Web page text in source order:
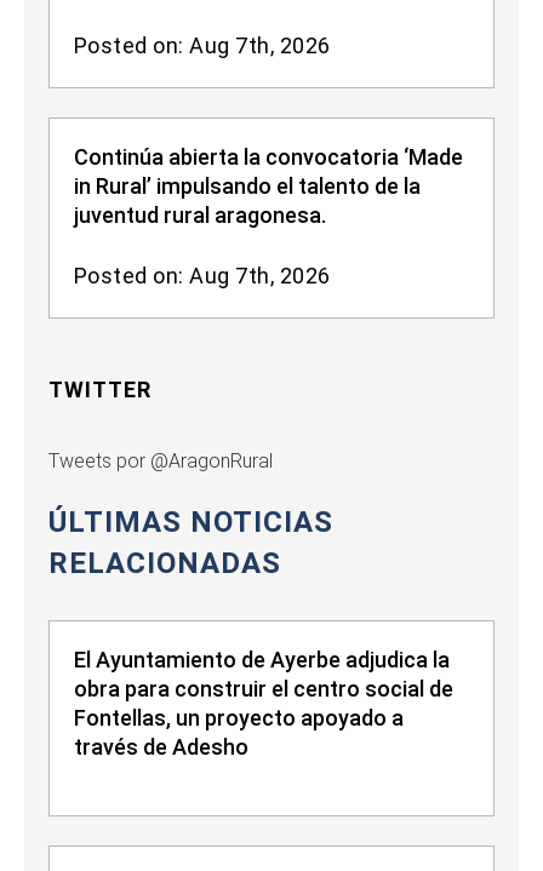
Posted on: Aug 7th, 2026
Continúa abierta la convocatoria ‘Made
in Rural’ impulsando el talento de la
juventud rural aragonesa.
Posted on: Aug 7th, 2026
TWITTER
Tweets por @AragonRural
ÚLTIMAS NOTICIAS
RELACIONADAS
El Ayuntamiento de Ayerbe adjudica la
obra para construir el centro social de
Fontellas, un proyecto apoyado a
través de Adesho